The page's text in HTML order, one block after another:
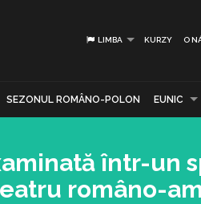
LIMBA KURZY O
SEZONUL ROMÂNO-POLON EUNIC
într-un
româno-